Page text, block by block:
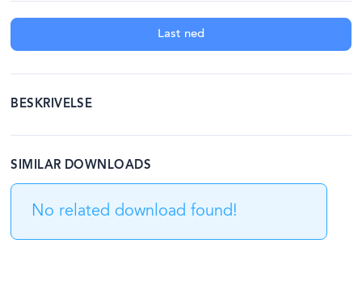
Last ned
BESKRIVELSE
SIMILAR DOWNLOADS
No related download found!